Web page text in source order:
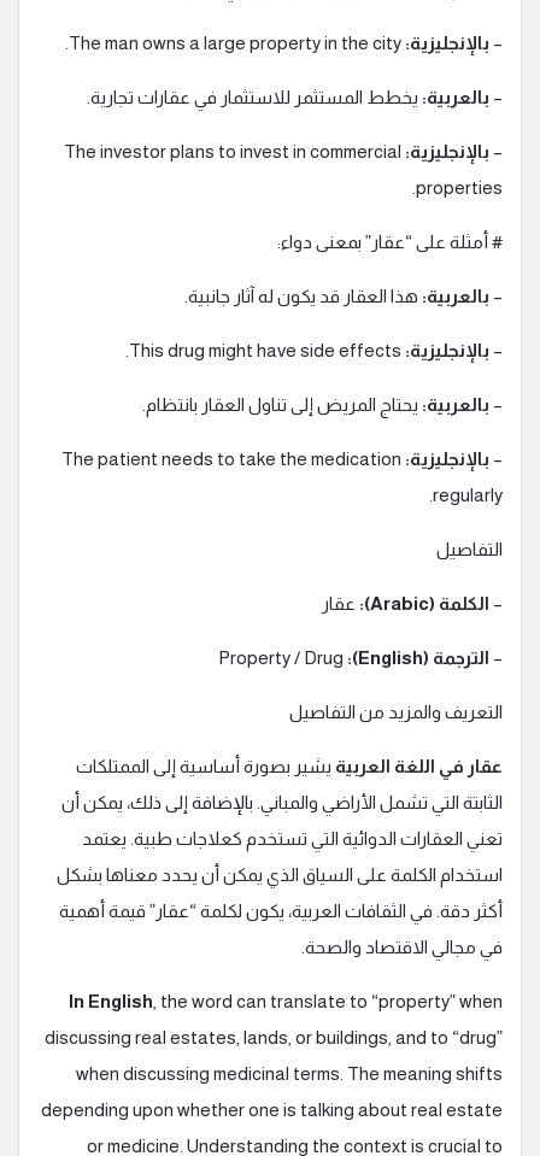
– بالإنجليزية:
– بالعربية: يخطط المستثمر للاستثمار في عقارات تجارية.
– بالإنجليزية: The investor plans to invest in commercial
properties.
# أمثلة على “عقار” بمعنى دواء:
– بالعربية: هذا العقار قد يكون له آثار جانبية.
– بالإنجليزية:
– بالعربية: يحتاج المريض إلى تناول العقار بانتظام.
– بالإنجليزية: The patient needs to take the medication
regularly.
التفاصيل
– الكلمة (Arabic): عقار
– الترجمة (English):
التعريف والمزيد من التفاصيل
عقار في اللغة العربية يشير بصورة أساسية إلى الممتلكات
الثابتة التي تشمل الأراضي والمباني. بالإضافة إلى ذلك، يمكن أن
تعني العقارات الدوائية التي تستخدم كعلاجات طبية. يعتمد
استخدام الكلمة على السياق الذي يمكن أن يحدد معناها بشكل
أكثر دقة. في الثقافات العربية، يكون لكلمة “عقار” قيمة أهمية
في مجالي الاقتصاد والصحة.
In English , the word can translate to “property” when
discussing real estates, lands, or buildings, and to “drug”
when discussing medicinal terms. The meaning shifts
depending upon whether one is talking about real estate
or medicine. Understanding the context is crucial to